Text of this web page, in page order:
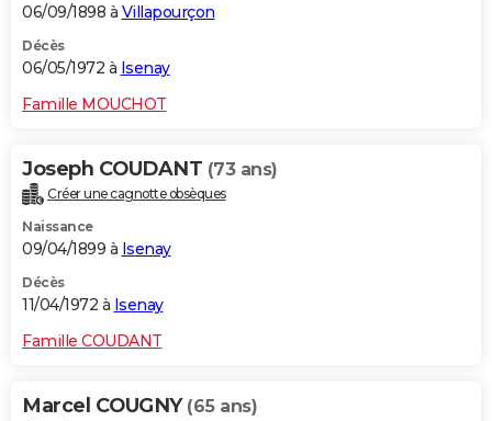
06/09/1898 à Villapourçon
Décès
06/05/1972 à Isenay
Famille MOUCHOT
Joseph COUDANT (73 ans)
Créer une cagnotte obsèques
Naissance
09/04/1899 à Isenay
Décès
11/04/1972 à Isenay
Famille COUDANT
Marcel COUGNY (65 ans)